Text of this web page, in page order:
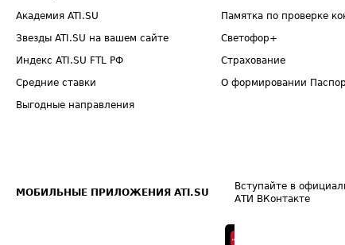
Академия ATI.SU
Звезды ATI.SU на вашем сайте
Индекс ATI.SU FTL РФ
Средние ставки
Выгодные направления
Памятка по проверке
Светофор+
Страхование
О формировании
МОБИЛЬНЫЕ ПРИЛОЖЕНИЯ ATI.SU
Вступайте в
АТИ ВКонтакте